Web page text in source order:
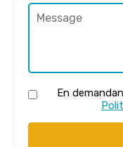
En